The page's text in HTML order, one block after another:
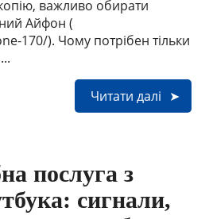
важливо обирати
Айфон (
170/). Чому потрібен тільки
Читати далі
послуга з
сигнали,